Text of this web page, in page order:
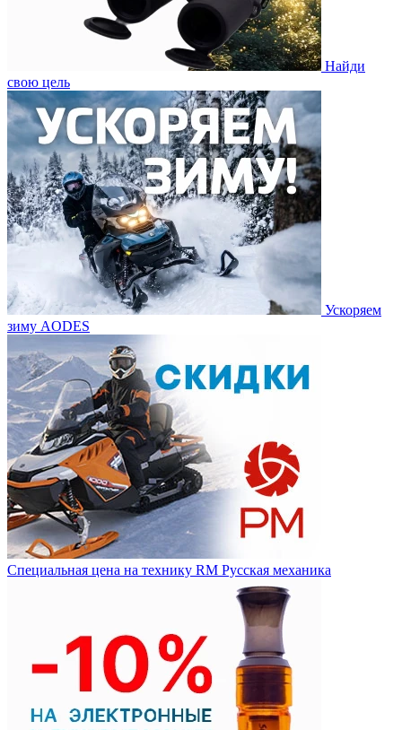
Найди
свою цель
Ускоряем
зиму AODES
Специальная цена на технику RM Русская механика